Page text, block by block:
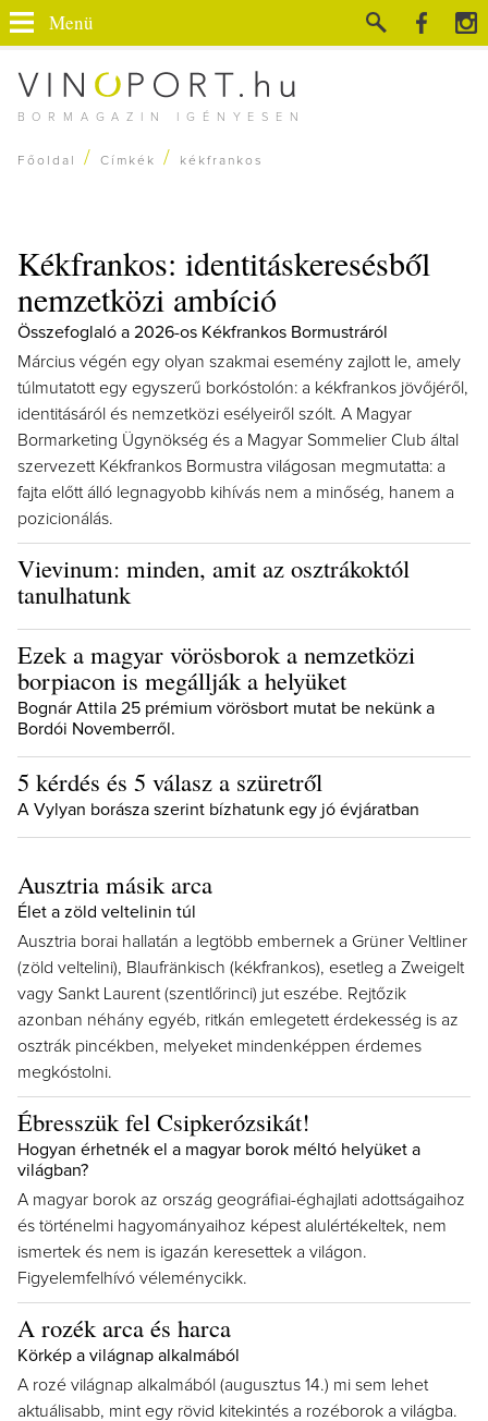
BORMAGAZIN IGÉNYESEN
Menü
Főoldal / Címkék / kékfrankos
Kékfrankos: identitáskeresésből
nemzetközi ambíció
Összefoglaló a 2026-os Kékfrankos Bormustráról
Március végén egy olyan szakmai esemény zajlott le, amely
túlmutatott egy egyszerű borkóstolón: a kékfrankos jövőjéről,
identitásáról és nemzetközi esélyeiről szólt. A Magyar
Bormarketing Ügynökség és a Magyar Sommelier Club által
szervezett Kékfrankos Bormustra világosan megmutatta: a
fajta előtt álló legnagyobb kihívás nem a minőség, hanem a
pozicionálás.
Vievinum: minden, amit az osztrákoktól
tanulhatunk
Ezek a magyar vörösborok a nemzetközi
borpiacon is megállják a helyüket
Bognár Attila 25 prémium vörösbort mutat be nekünk a
Bordói Novemberről.
5 kérdés és 5 válasz a szüretről
A Vylyan borásza szerint bízhatunk egy jó évjáratban
Ausztria másik arca
Élet a zöld veltelinin túl
Ausztria borai hallatán a legtöbb embernek a Grüner Veltliner
(zöld veltelini), Blaufränkisch (kékfrankos), esetleg a Zweigelt
vagy Sankt Laurent (szentlőrinci) jut eszébe. Rejtőzik
azonban néhány egyéb, ritkán emlegetett érdekesség is az
osztrák pincékben, melyeket mindenképpen érdemes
megkóstolni.
Ébresszük fel Csipkerózsikát!
Hogyan érhetnék el a magyar borok méltó helyüket a
világban?
A magyar borok az ország geográfiai-éghajlati adottságaihoz
és történelmi hagyományaihoz képest alulértékeltek, nem
ismertek és nem is igazán keresettek a világon.
Figyelemfelhívó véleménycikk.
A rozék arca és harca
Körkép a világnap alkalmából
A rozé világnap alkalmából (augusztus 14.) mi sem lehet
aktuálisabb, mint egy rövid kitekintés a rozéborok a világba.